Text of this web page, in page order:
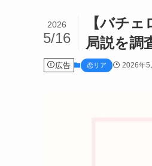
【バチ
局説を調
2026
5/16
広告 恋リア 2026年5